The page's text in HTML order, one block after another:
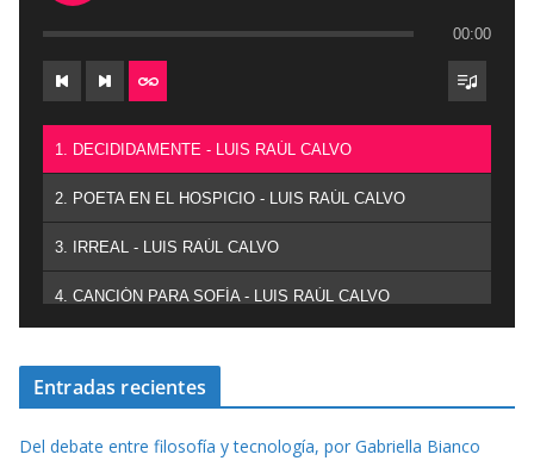
00:00
1. DECIDIDAMENTE - LUIS RAÚL CALVO
2. POETA EN EL HOSPICIO - LUIS RAÚL CALVO
3. IRREAL - LUIS RAÚL CALVO
4. CANCIÓN PARA SOFÍA - LUIS RAÚL CALVO
Entradas recientes
Del debate entre filosofía y tecnología, por Gabriella Bianco